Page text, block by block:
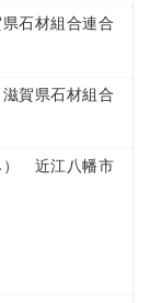
石材組合連合
賀県石材組合
近江八幡市